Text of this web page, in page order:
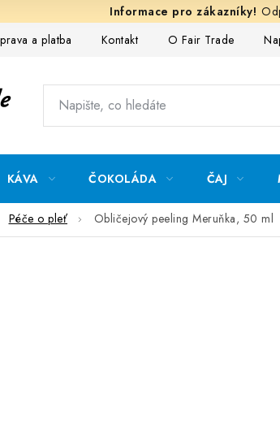
a platba Kontakt O Fair Trade
KÁVA ČOKOLÁDA ČAJ
Péče o pleť Obličejový peeling Meruňka, 50 ml